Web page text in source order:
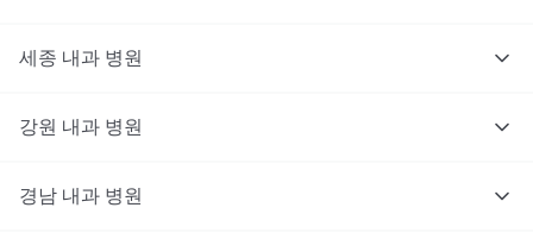
세종 내과 병원
강원 내과 병원
경남 내과 병원